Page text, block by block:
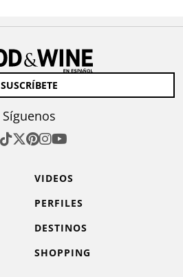
SUSCRÍBETE
Síguenos
VIDEOS
PERFILES
DESTINOS
SHOPPING